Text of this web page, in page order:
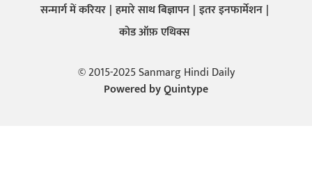
सन्मार्ग में करियर हमारे साथ बिज्ञापन इतर इनफार्मेशन
कोड ऑफ़ एथिक्स
© 2015-2025 Sanmarg Hindi Daily
Powered byQuintype